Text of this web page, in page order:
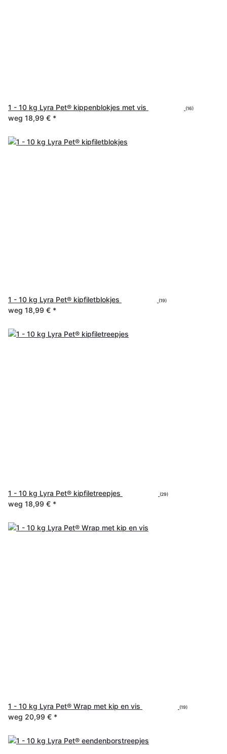
1 - 10 kg Lyra Pet® kippenblokjes met vis (16)
weg 18,99 € *
1 - 10 kg Lyra Pet® kipfiletblokjes (19)
weg 18,99 € *
1 - 10 kg Lyra Pet® kipfiletreepjes (29)
weg 18,99 € *
1 - 10 kg Lyra Pet® Wrap met kip en vis (19)
weg 20,99 € *